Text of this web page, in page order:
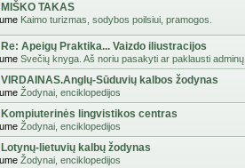
MIŠKO TAKAS
Kaimo turizmas, sodybos poilsiui, pramogos.
Re: Apeigų Praktika... Vaizdo iliustracijos
Svečių knyga. Aš noriu pasakyti ar paklausti adminų
VIRDAINAS.Anglų-Sūduvių kalbos žodynas
Žodynai, enciklopedijos
Kompiuterinės lingvistikos centras
Žodynai, enciklopedijos
Lotynų-lietuvių kalbų žodynas
Žodynai, enciklopedijos